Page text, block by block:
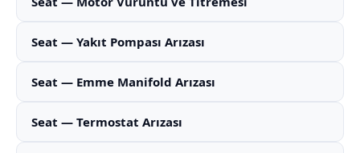
Seat — Yakıt Pompası Arızası
Seat — Emme Manifold Arızası
Seat — Termostat Arızası